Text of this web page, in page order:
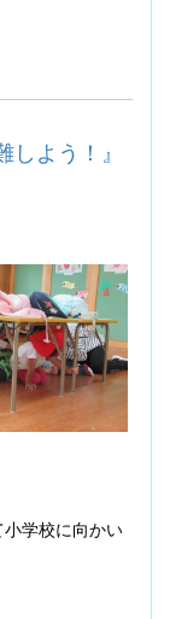
しよう！』
学校に向かい